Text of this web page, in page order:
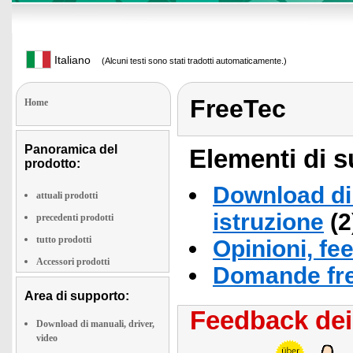
Italiano (Alcuni testi sono stati tradotti automaticamente.)
Home
Panoramica del
prodotto:
attuali prodotti
precedenti prodotti
tutto prodotti
Accessori prodotti
Area di supporto:
Download di manuali, driver,
video
FreeTec
Elementi di
Download
istruzione
Opinioni,
Domande
Feedback